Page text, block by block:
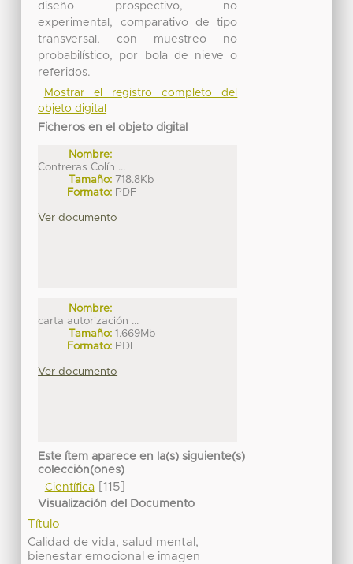
diseño prospectivo, no
experimental, comparativo de tipo
transversal, con muestreo no
probabilístico, por bola de nieve o
referidos.
Mostrar el registro completo del
objeto digital
Ficheros en el objeto digital
Nombre:
Contreras Colín ...
Tamaño: 718.8Kb
Formato: PDF
Ver documento
Nombre:
carta autorización ...
Tamaño: 1.669Mb
Formato: PDF
Ver documento
Este ítem aparece en la(s) siguiente(s)
colección(ones)
Científica[115]
Visualización del Documento
Título
Calidad de vida, salud mental,
bienestar emocional e imagen